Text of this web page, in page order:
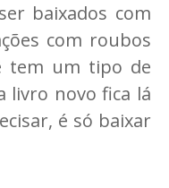
baixados com
com roubos
tem um tipo de
livro novo fica lá
é só baixar